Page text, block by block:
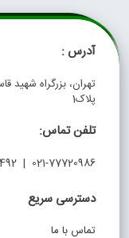
آدرس :
تهران، بزرگراه شهید
پلاک1
تلفن تماس:
021-77720986 | 021-22454492
دسترسی سریع
تماس با ما